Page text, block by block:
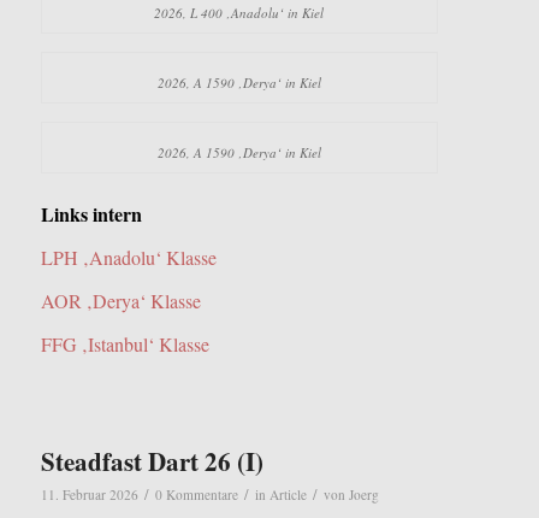
2026, L 400 ‚Anadolu‘ in Kiel
2026, A 1590 ‚Derya‘ in Kiel
2026, A 1590 ‚Derya‘ in Kiel
Links intern
LPH ‚Anadolu‘ Klasse
AOR ‚Derya‘ Klasse
FFG ‚Istanbul‘ Klasse
Steadfast Dart 26 (I)
11. Februar 2026 / 0 Kommentare / in Article / von Joerg